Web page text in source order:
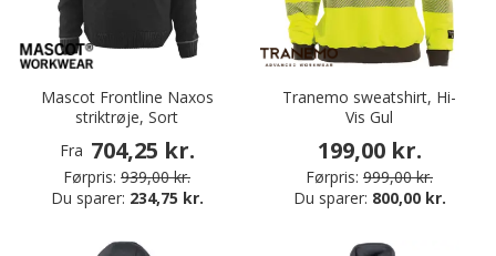
Mascot Frontline Naxos
striktrøje, Sort
Fra 704,25 kr.
Førpris: 939,00 kr.
Du sparer: 234,75 kr.
Tranemo sweatshirt, Hi-
Vis Gul
199,00 kr.
Førpris: 999,00 kr.
Du sparer: 800,00 kr.